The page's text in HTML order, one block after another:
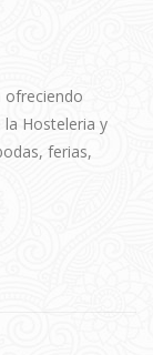
ofreciendo
Hosteleria y
ferias,